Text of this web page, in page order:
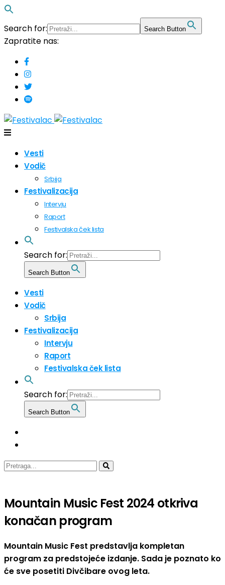
Search for: Search Button
Zapratite nas:
Vesti
Vodič
Srbija
Festivalizacija
Intervju
Raport
Festivalska ček lista
Search for:
Search Button
Vesti
Vodič
Srbija
Festivalizacija
Intervju
Raport
Festivalska ček lista
Search for:
Search Button
Mountain Music Fest 2024 otkriva
konačan program
Mountain Music Fest predstavlja kompletan
program za predstojeće izdanje. Sada je poznato ko
će sve posetiti Divčibare ovog leta.